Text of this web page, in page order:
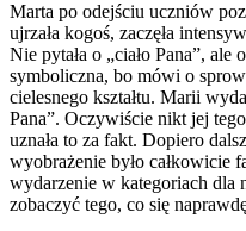
Marta po odejściu uczniów
ujrzała kogoś, zaczęła
Nie pytała o „ciało Pana”,
symboliczna, bo mówi o
cielesnego kształtu. Marii
Pana”. Oczywiście nikt jej
uznała to za fakt. Dopiero
wyobrażenie było całkowicie
wydarzenie w kategoriach dla
zobaczyć tego, co się